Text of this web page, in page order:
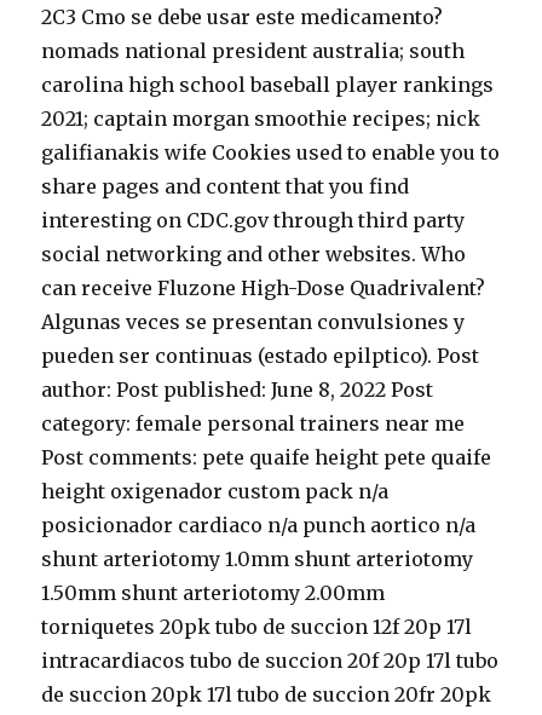
2C3 Cmo se debe usar este medicamento?
nomads national president australia; south
carolina high school baseball player rankings
2021; captain morgan smoothie recipes; nick
galifianakis wife Cookies used to enable you to
share pages and content that you find
interesting on CDC.gov through third party
social networking and other websites. Who
can receive Fluzone High-Dose Quadrivalent?
Algunas veces se presentan convulsiones y
pueden ser continuas (estado epilptico). Post
author: Post published: June 8, 2022 Post
category: female personal trainers near me
Post comments: pete quaife height pete quaife
height oxigenador custom pack n/a
posicionador cardiaco n/a punch aortico n/a
shunt arteriotomy 1.0mm shunt arteriotomy
1.50mm shunt arteriotomy 2.00mm
torniquetes 20pk tubo de succion 12f 20p 17l
intracardiacos tubo de succion 20f 20p 17l tubo
de succion 20pk 17l tubo de succion 20fr 20pk